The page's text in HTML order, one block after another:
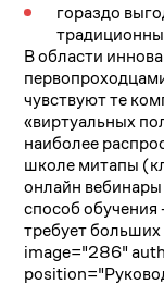
гораздо
В области
чувствуют те
«виртуальных
наиболее
школе митапы
онлайн
способ обучения
требует
image="286"